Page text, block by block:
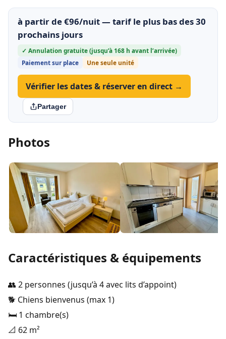
à partir de €96/nuit — tarif le plus bas des 30
prochains jours
✓ Annulation gratuite (jusqu’à 168 h avant l’arrivée)
Paiement sur place
Une seule unité
Vérifier les dates & réserver en direct →
Partager
Photos
Caractéristiques & équipements
👥 2 personnes (jusqu’à 4 avec lits d’appoint)
🐕 Chiens bienvenus (max 1)
🛏️ 1 chambre(s)
📐 62 m²